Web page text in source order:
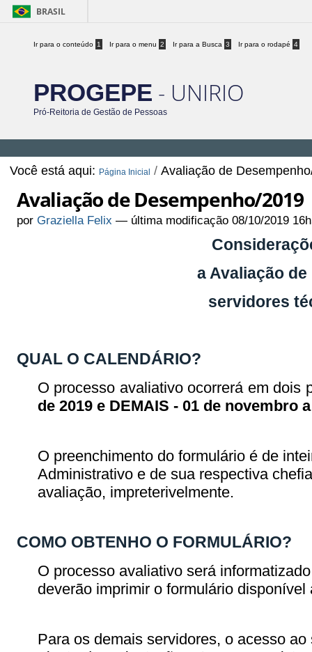
BRASIL
Ir para o conteúdo 1 Ir para o menu 2 Ir para a Busca 3 Ir para o rodapé 4
PROGEPE - UNIRIO
Pró-Reitoria de Gestão de Pessoas
Você está aqui: Página Inicial /Avaliação de
Avaliação de Desempenho/2019
porGraziella Felix — última modificação 08/10/2019
a Avaliação
servidores
QUAL O CALENDÁRIO?
O processo avaliativo ocorrerá em dois
de 2019 e DEMAIS - 01 de novembro
O preenchimento do formulário é de
Administrativo e de sua respectiva
avaliação, impreterivelmente.
COMO OBTENHO O FORMULÁRIO?
O processo avaliativo será
deverão imprimir o formulário
Para os demais servidores, o acesso